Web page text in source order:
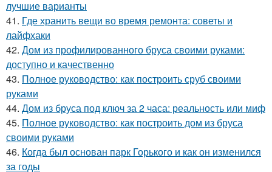
лучшие варианты
41. Где хранить вещи во время ремонта: советы и
лайфхаки
42. Дом из профилированного бруса своими руками:
доступно и качественно
43. Полное руководство: как построить сруб своими
руками
44. Дом из бруса под ключ за 2 часа: реальность или миф
45. Полное руководство: как построить дом из бруса
своими руками
46. Когда был основан парк Горького и как он изменился
за годы